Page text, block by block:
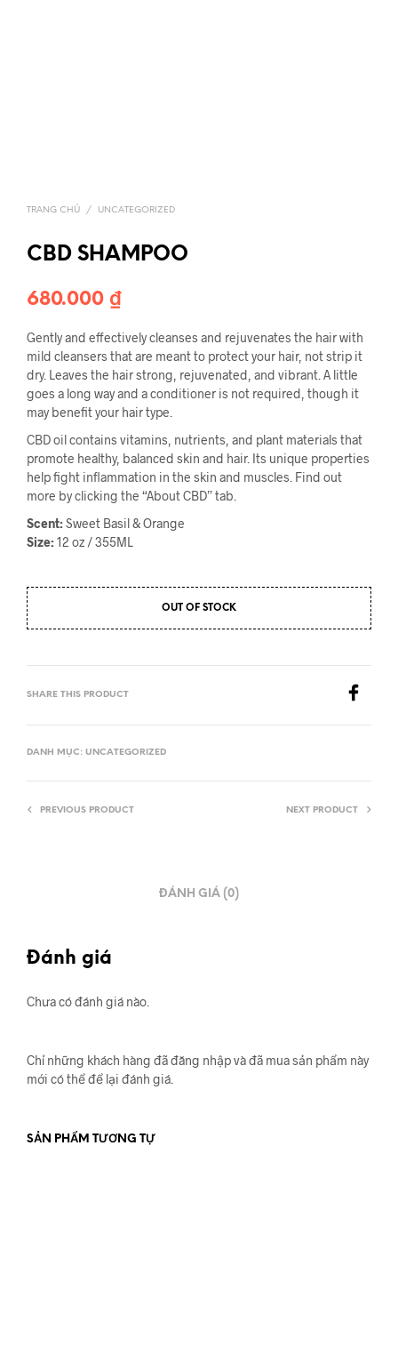
TRANG CHỦ / UNCATEGORIZED
CBD SHAMPOO
680.000 ₫
Gently and effectively cleanses and rejuvenates the hair with
mild cleansers that are meant to protect your hair, not strip it
dry. Leaves the hair strong, rejuvenated, and vibrant. A little
goes a long way and a conditioner is not required, though it
may benefit your hair type.
CBD oil contains vitamins, nutrients, and plant materials that
promote healthy, balanced skin and hair. Its unique properties
help fight inflammation in the skin and muscles. Find out
more by clicking the “About CBD” tab.
Scent:Sweet Basil & Orange
Size:12 oz / 355ML
OUT OF STOCK
SHARE THIS PRODUCT
DANH MỤC: UNCATEGORIZED
PREVIOUS PRODUCT NEXT PRODUCT
ĐÁNH GIÁ (0)
Đánh giá
Chưa có đánh giá nào.
Chỉ những khách hàng đã đăng nhập và đã mua sản phẩm này
mới có thể để lại đánh giá.
SẢN PHẨM TƯƠNG TỰ